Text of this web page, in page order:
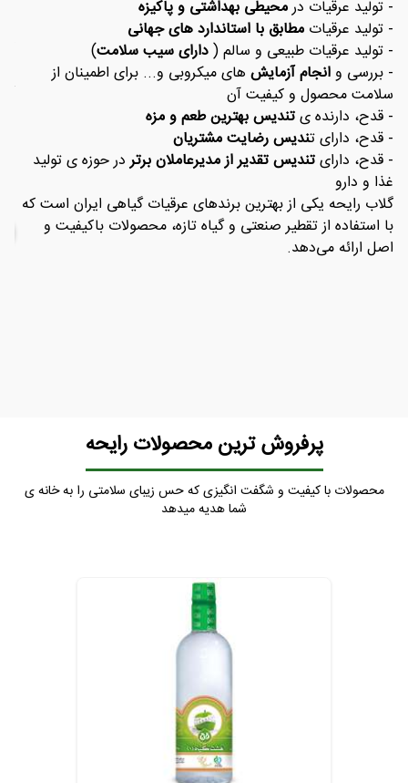
- تولید عرقیات درمحیطی بهداشتی و پاکیزه
- تولید عرقیات مطابق با استاندارد های جهانی
- تولید عرقیات طبیعی و سالم (دارای سیب سلامت)
- بررسی وانجام آزمایش های میکروبی و... برای اطمینان از
سلامت محصول و کیفیت آن
- قدح، دارنده یتندیس بهترین طعم و مزه
- قدح، دارای تندیس رضایت مشتریان
- قدح، دارایتندیس تقدیر از مدیرعاملان برتردر حوزه ی تولید
غذا و دارو
گلاب رایحه یکی از بهترین برندهای عرقیات گیاهی ایران است که
با استفاده از تقطیر صنعتی و گیاه تازه، محصولات باکیفیت و
اصل ارائه می‌دهد.
پرفروش ترین محصولات رایحه
محصولات با کیفیت و شگفت انگیزی که حس زیبای سلامتی را به خانه ی
شما هدیه میدهد